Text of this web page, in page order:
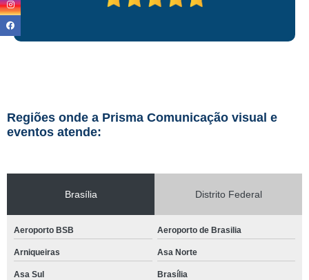
Regiões onde a Prisma Comunicação visual e
eventos atende:
Brasília Distrito Federal
Aeroporto BSB Aeroporto de Brasilia
Arniqueiras Asa Norte
Asa Sul Brasília